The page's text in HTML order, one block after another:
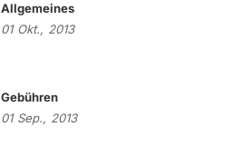
Allgemeines
01 Okt., 2013
Gebühren
01 Sep., 2013